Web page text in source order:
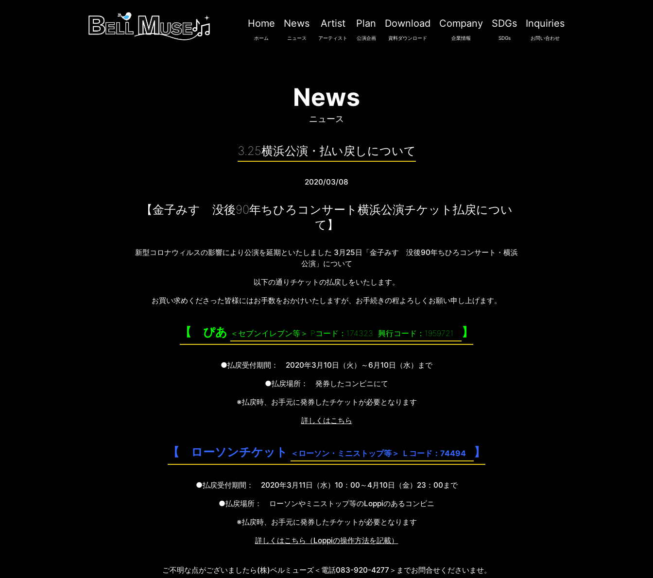
Home
ホーム
News
ニュース
Artist
アーティスト
Plan
公演企画
Download
資料ダウンロード
Company
企業情報
SDGs
SDGs
Inquiries
お問い合わせ
News
ニュース
3.25横浜公演・払い戻しについて
2020/03/08
【金子みすゞ没後90年ちひろコンサート横浜公演チケット払戻につい
て】
新型コロナウィルスの影響により公演を延期といたしました 3月25日「金子みすゞ没後90年ちひろコンサート・横浜
公演」について
以下の通りチケットの払戻しをいたします。
お買い求めくださった皆様にはお手数をおかけいたしますが、お手続きの程よろしくお願い申し上げます。
【 ぴあ ＜セブンイレブン等＞ Pコード：174323 興行コード：1959721 】
●払戻受付期間： 2020年3月10日（火）～6月10日（水）まで
●払戻場所： 発券したコンビニにて
※払戻時、お手元に発券したチケットが必要となります
詳しくはこちら
【 ローソンチケット ＜ローソン・ミニストップ等＞ Ｌコード：74494 】
●払戻受付期間： 2020年3月11日（水）10：00～4月10日（金）23：00まで
●払戻場所： ローソンやミニストップ等のLoppiのあるコンビニ
※払戻時、お手元に発券したチケットが必要となります
詳しくはこちら（Loppiの操作方法を記載）
ご不明な点がございましたら(株)ベルミューズ＜電話083-920-4277＞までお問合せくださいませ。